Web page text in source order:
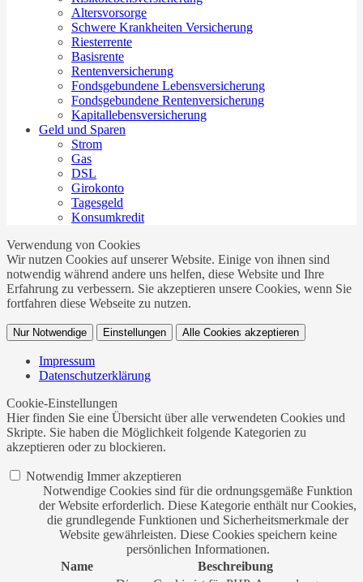
Altersvorsorge
Schwere Krankheiten Versicherung
Riesterrente
Basisrente
Rentenversicherung
Fondsgebundene Lebensversicherung
Fondsgebundene Rentenversicherung
Kapitallebensversicherung
Geld und Sparen
Strom
Gas
DSL
Girokonto
Tagesgeld
Konsumkredit
Verwendung von Cookies
Wir nutzen Cookies auf unserer Website. Einige von ihnen sind
notwendig während andere uns helfen, diese Website und Ihre
Erfahrung zu verbessern. Sie akzeptieren unsere Cookies, wenn Sie
fortfahren diese Webseite zu nutzen.
Nur Notwendige Einstellungen Alle Cookies akzeptieren
Impressum
Datenschutzerklärung
Cookie-Einstellungen
Hier finden Sie eine Übersicht über alle verwendeten Cookies und
Skripte. Sie haben die Möglichkeit folgende Kategorien zu
akzeptieren oder zu blockieren.
Notwendig Immer akzeptieren
Notwendige Cookies sind für die ordnungsgemäße Funktion
der Website erforderlich. Diese Kategorie enthält nur Cookies,
die grundlegende Funktionen und Sicherheitsmerkmale der
Website gewährleisten. Diese Cookies speichern keine
persönlichen Informationen.
Name
Beschreibung